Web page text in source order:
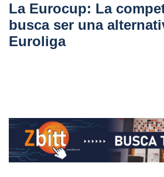
La Eurocup: La
busca ser una
Euroliga